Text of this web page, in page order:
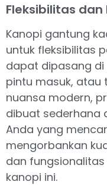
Fleksibilitas
Kanopi gantung
untuk fleksibilitas
dapat dipasang
pintu masuk, atau
nuansa modern,
dibuat sederhana
Anda yang
mengorbankan
dan
kanopi ini.